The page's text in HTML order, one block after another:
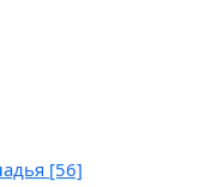
[56]